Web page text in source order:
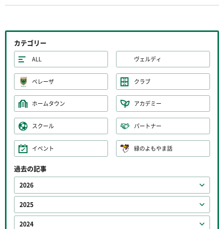
カテゴリー
ALL ヴェルディ
ベレーザ クラブ
ホームタウン アカデミー
スクール パートナー
イベント 緑のよもやま話
過去の記事
2026
2025
2024